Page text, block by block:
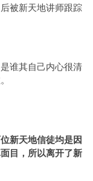
被新天地讲师跟踪
谁其自己内心很清
新天地信徒均是因
目，所以离开了新